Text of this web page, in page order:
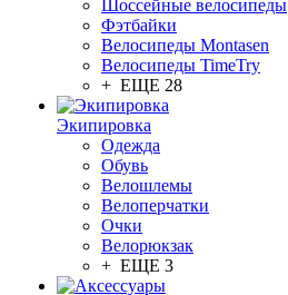
Шоссейные велосипеды
Фэтбайки
Велосипеды Montasen
Велосипеды TimeTry
+ ЕЩЕ 28
Экипировка
Одежда
Обувь
Велошлемы
Велоперчатки
Очки
Велорюкзак
+ ЕЩЕ 3